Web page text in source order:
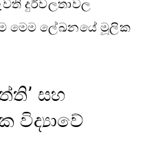
මෙම ලේඛනයේ මූලික
සහ
විද්‍යාවේ